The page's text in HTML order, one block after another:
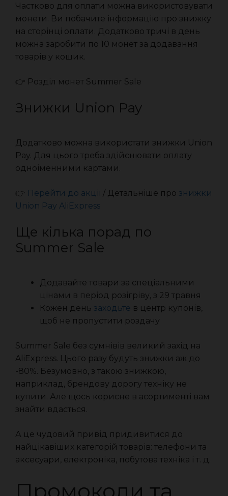
Частково для оплати можна використовувати
монети. Ви побачите інформацію про знижку
на сторінці оплати. Додатково тричі в день
можна заробити по 10 монет за додавання
товарів у кошик.
👉 Розділ монет Summer Sale
Знижки Union Pay
Додатково можна використати знижки Union
Pay. Для цього треба здійснювати оплату
одноіменними картами.
👉 Перейти до акції / Детальніше про знижки
Union Pay AliExpress
Ще кілька порад по
Summer Sale
Додавайте товари за спеціальними
цінами в період розігріву, з 29 травня
Кожен день заходьте в центр купонів,
щоб не пропустити роздачу
Summer Sale без сумнівів великий захід на
AliExpress. Цього разу будуть знижки аж до
-80%. Безумовно, з такою знижкою,
наприклад, брендову дорогу техніку не
купити. Але щось корисне в асортименті вам
знайти вдасться.
А це чудовий привід придивитися до
найцікавіших категорій товарів: телефони та
аксесуари, електроніка, побутова техніка і т. д.